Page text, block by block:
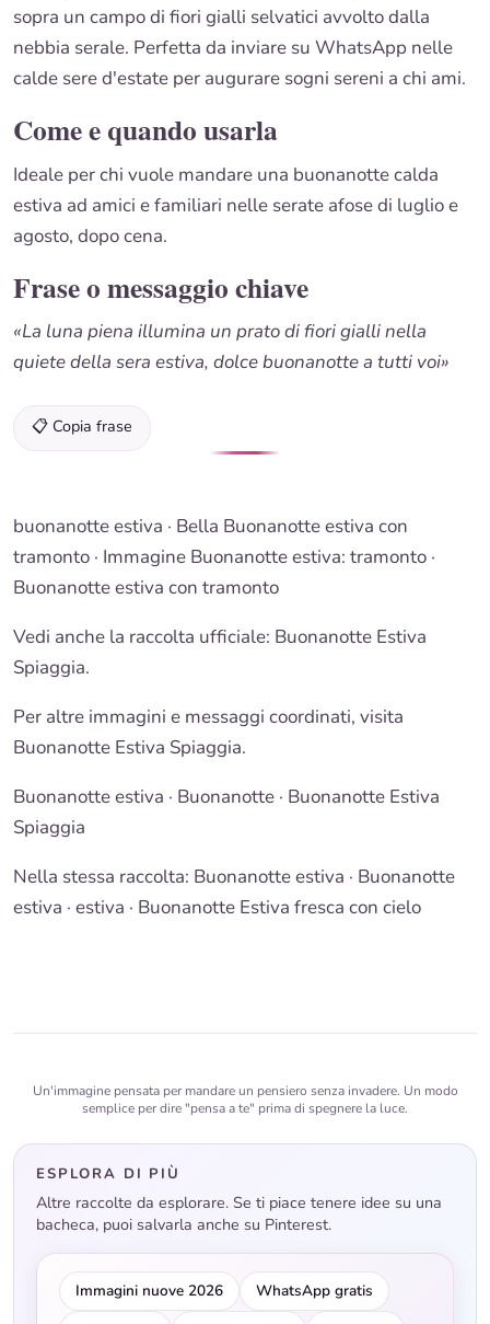
sopra un campo di fiori gialli selvatici avvolto dalla
nebbia serale. Perfetta da inviare su WhatsApp nelle
calde sere d'estate per augurare sogni sereni a chi ami.
Come e quando usarla
Ideale per chi vuole mandare una buonanotte calda
estiva ad amici e familiari nelle serate afose di luglio e
agosto, dopo cena.
Frase o messaggio chiave
«La luna piena illumina un prato di fiori gialli nella
quiete della sera estiva, dolce buonanotte a tutti voi»
📋 Copia frase
buonanotte estiva · Bella Buonanotte estiva con
tramonto · Immagine Buonanotte estiva: tramonto ·
Buonanotteestiva con tramonto
Vedi anche la raccolta ufficiale: Buonanotte Estiva
Spiaggia.
Per altre immagini e messaggi coordinati, visita
Buonanotte Estiva Spiaggia.
Buonanotte estiva · Buonanotte · Buonanotte Estiva
Spiaggia
Nella stessa raccolta: Buonanotte estiva · Buonanotte
estiva · estiva · Buonanotte Estiva fresca con cielo
Un'immagine pensata per mandare un pensiero senza invadere. Un modo
semplice per dire "pensa a te" prima di spegnere la luce.
ESPLORA DI PIÙ
Altre raccolte da esplorare. Se ti piace tenere idee su una
bacheca, puoi salvarla anche su Pinterest.
Immagini nuove 2026
WhatsApp gratis